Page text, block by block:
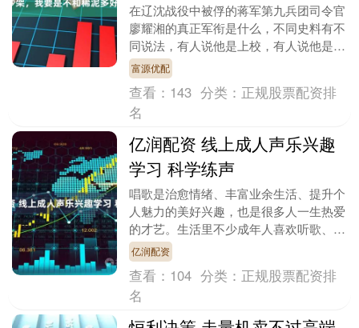
在辽沈战役中被俘的蒋军第九兵团司令官
廖耀湘的真正军衔是什么，不同史料有不
同说法，有人说他是上校，有人说他是中
将，笔者查到的资料显示，这两种说法都
不是没有依据的：....
富源优配
查看： 143 分类： 正规股票配资排
名
亿润配资 线上成人声乐兴趣
学习 科学练声
唱歌是治愈情绪、丰富业余生活、提升个
人魅力的美好兴趣，也是很多人一生热爱
的才艺。生活里不少成年人喜欢听歌、爱
哼唱，但始终不敢大胆开口，存在音准跑
偏、气息不足、唱....
亿润配资
查看： 104 分类： 正规股票配资排
名